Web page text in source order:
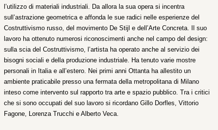
l’utilizzo di materiali industriali. Da allora la sua opera si incentra
sull’astrazione geometrica e affonda le sue radici nelle esperienze del
Costruttivismo russo, del movimento De Stijl e dell’Arte Concreta. Il suo
lavoro ha ottenuto numerosi riconoscimenti anche nel campo del design:
sulla scia del Costruttivismo, l’artista ha operato anche al servizio dei
bisogni sociali e della produzione industriale. Ha tenuto varie mostre
personali in Italia e all’estero. Nei primi anni Ottanta ha allestito un
ambiente praticabile presso una fermata della metropolitana di Milano
inteso come intervento sul rapporto tra arte e spazio pubblico. Tra i critici
che si sono occupati del suo lavoro si ricordano Gillo Dorfles, Vittorio
Fagone, Lorenza Trucchi e Alberto Veca.